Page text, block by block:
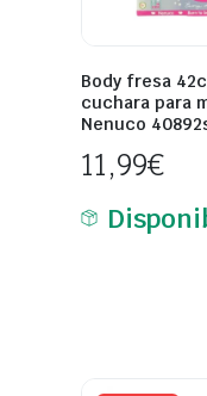
Body fresa
cuchara para
Nenuco
11,99€